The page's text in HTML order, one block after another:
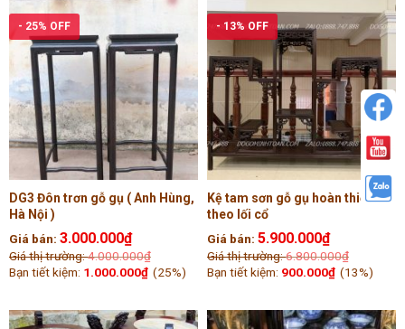
- 25% OFF
DG3 Đôn trơn gỗ gụ ( Anh Hùng,
Hà Nội )
Giá bán: 3.000.000₫
Giá thị trường:4.000.000₫
Bạn tiết kiệm: 1.000.000₫ (25%)
- 13% OFF
Kệ tam sơn gỗ gụ hoàn thiện
theo lối cổ
Giá bán: 5.900.000₫
Giá thị trường:6.800.000₫
Bạn tiết kiệm: 900.000₫ (13%)